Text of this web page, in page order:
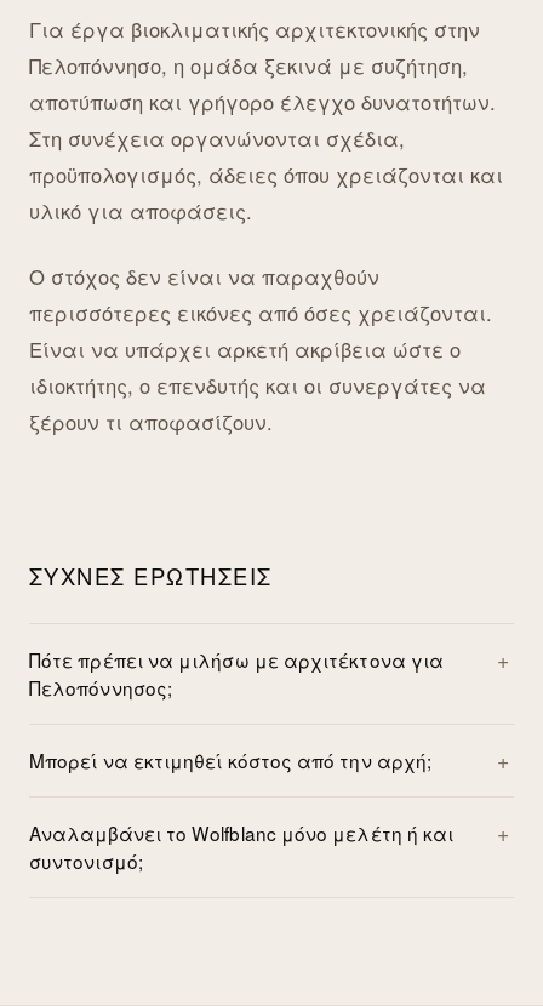
Για έργα βιοκλιματικής αρχιτεκτονικής στην
Πελοπόννησο, η ομάδα ξεκινά με συζήτηση,
αποτύπωση και γρήγορο έλεγχο δυνατοτήτων.
Στη συνέχεια οργανώνονται σχέδια,
προϋπολογισμός, άδειες όπου χρειάζονται και
υλικό για αποφάσεις.
Ο στόχος δεν είναι να παραχθούν
περισσότερες εικόνες από όσες χρειάζονται.
Είναι να υπάρχει αρκετή ακρίβεια ώστε ο
ιδιοκτήτης, ο επενδυτής και οι συνεργάτες να
ξέρουν τι αποφασίζουν.
ΣΥΧΝΈΣ ΕΡΩΤΉΣΕΙΣ
Πότε πρέπει να μιλήσω με αρχιτέκτονα για
Πελοπόννησος;
Μπορεί να εκτιμηθεί κόστος από την αρχή;
Αναλαμβάνει το Wolfblanc μόνο μελέτη ή και
συντονισμό;